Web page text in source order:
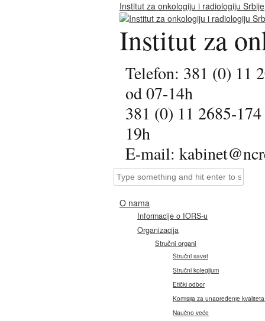
Institut za onkologiju i radiologiju Srbije
Institut za
Telefon: 381 (0) 11
od 07-14h
381 (0) 11 2685-
19h
E-mail:
O nama
Informacije o IORS-u
Organizacija
Stručni organi
Stručni savet
Stručni kolegijum
Etički odbor
Komisija za unapređenje
Naučno veće